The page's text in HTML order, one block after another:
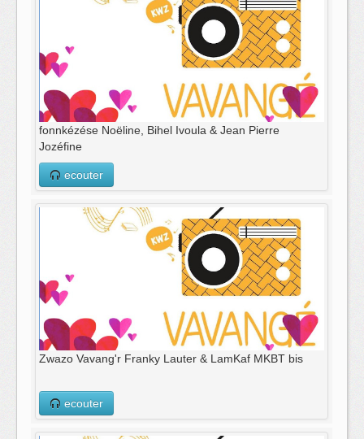
fonnkézése Noëline, Bihel Ivoula & Jean Pierre
Jozéfine
ecouter
Zwazo Vavang'r Franky Lauter & LamKaf MKBT bis
ecouter